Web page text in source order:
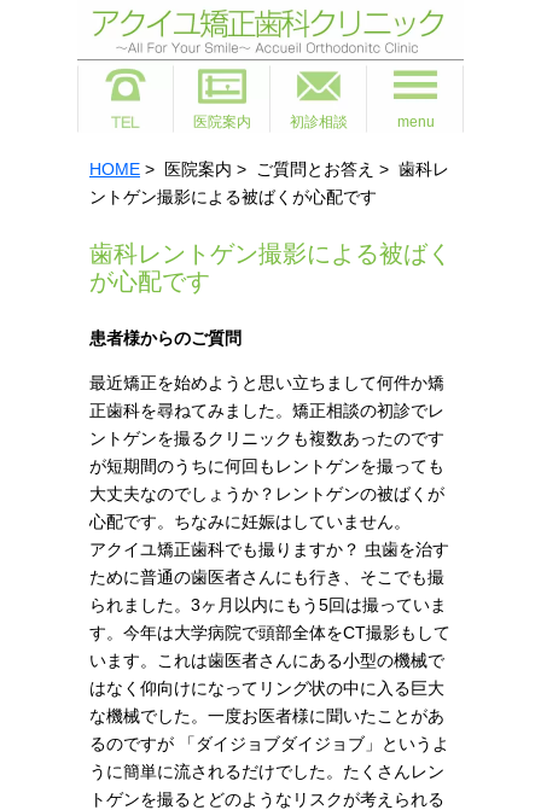
医院案内 初診相談 menu
HOME > 医院案内 > ご質問とお答え > 歯科レ
ントゲン撮影による被ばくが心配です
歯科レントゲン撮影による被ばく
が心配です
患者様からのご質問
最近矯正を始めようと思い立ちまして何件か矯
正歯科を尋ねてみました。矯正相談の初診でレ
ントゲンを撮るクリニックも複数あったのです
が短期間のうちに何回もレントゲンを撮っても
大丈夫なのでしょうか？レントゲンの被ばくが
心配です。ちなみに妊娠はしていません。
アクイユ矯正歯科でも撮りますか？ 虫歯を治す
ために普通の歯医者さんにも行き、そこでも撮
られました。3ヶ月以内にもう5回は撮っていま
す。今年は大学病院で頭部全体をCT撮影もして
います。これは歯医者さんにある小型の機械で
はなく仰向けになってリング状の中に入る巨大
な機械でした。一度お医者様に聞いたことがあ
るのですが 「ダイジョブダイジョブ」というよ
うに簡単に流されるだけでした。たくさんレン
トゲンを撮るとどのようなリスクが考えられる